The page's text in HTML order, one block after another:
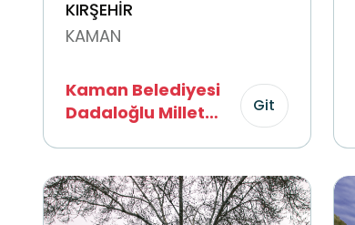
KIRŞEHİR
KAMAN
Kaman Belediyesi
Dadaloğlu Millet
Git